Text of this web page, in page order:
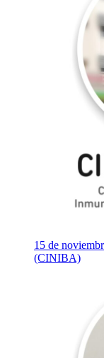
15 de
(CINIBA)